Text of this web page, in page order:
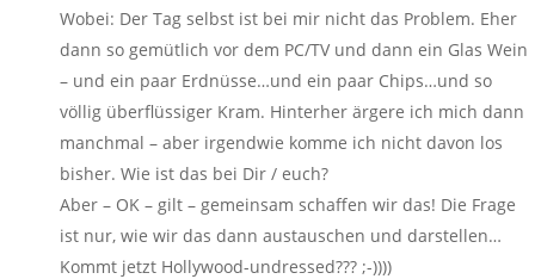
Wobei: Der Tag selbst ist bei mir nicht das Problem. Eher
dann so gemütlich vor dem PC/TV und dann ein Glas Wein
– und ein paar Erdnüsse…und ein paar Chips…und so
völlig überflüssiger Kram. Hinterher ärgere ich mich dann
manchmal – aber irgendwie komme ich nicht davon los
bisher. Wie ist das bei Dir / euch?
Aber – OK – gilt – gemeinsam schaffen wir das! Die Frage
ist nur, wie wir das dann austauschen und darstellen…
Kommt jetzt Hollywood-undressed??? ;-))))